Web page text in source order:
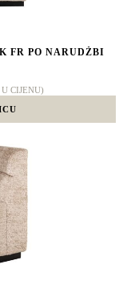
FR PO NARUDŽBI
CIJENU)